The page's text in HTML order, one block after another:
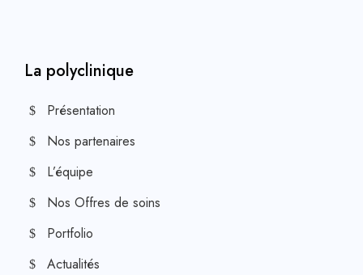
La polyclinique
Présentation
Nos partenaires
L’équipe
Nos Offres de soins
Portfolio
Actualités